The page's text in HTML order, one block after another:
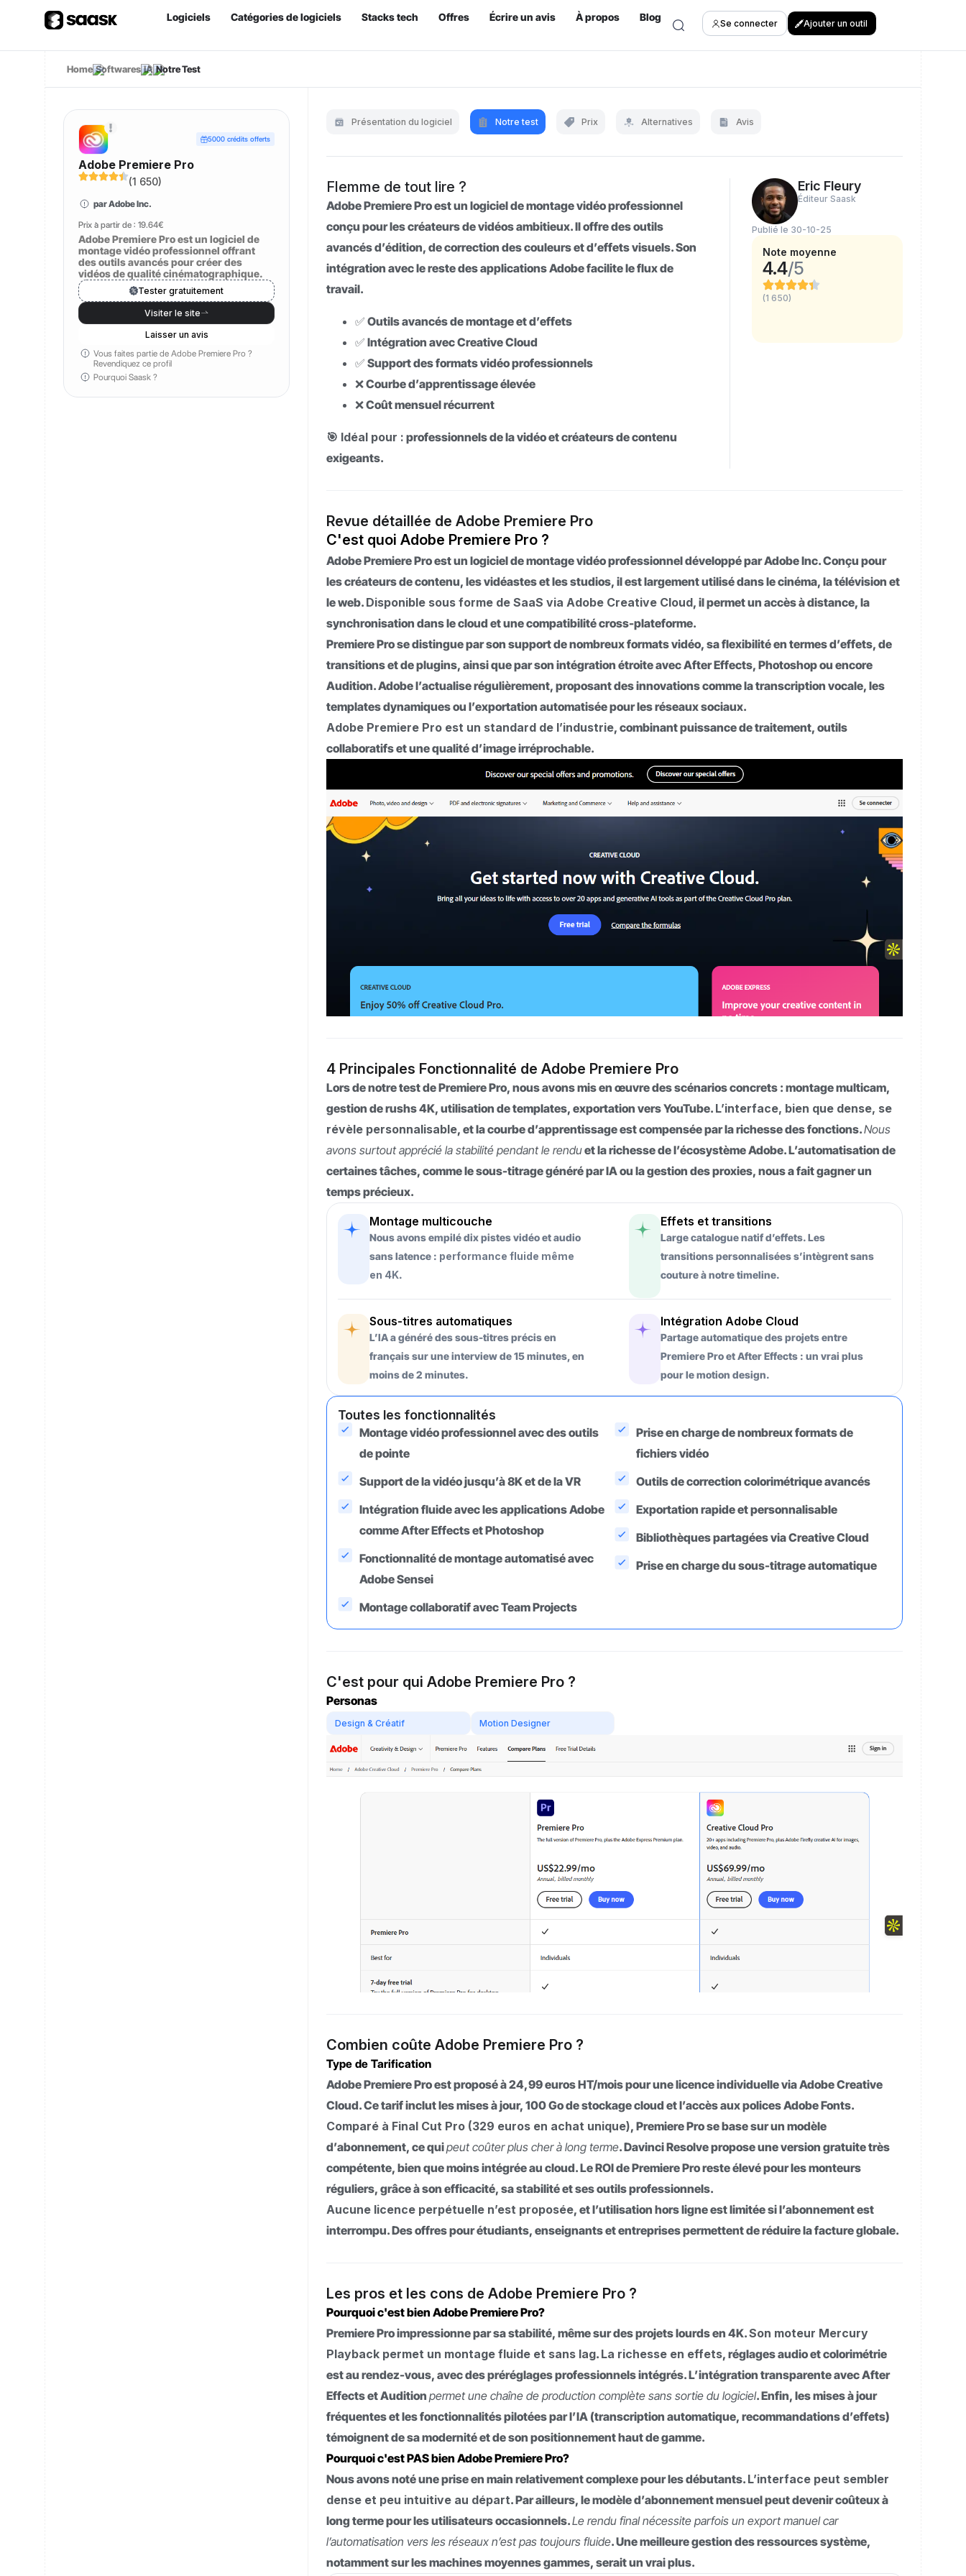
Logiciels Catégories de logiciels Stacks tech Offres Écrire un avis À propos Blog
Se connecter Ajouter un outil
Home Softwares IA Notre Test
5000 crédits offerts
Adobe Premiere Pro
(1 650)
par Adobe Inc.
Prix à partir de : 19.64€
Adobe Premiere Pro est un logiciel de
montage vidéo professionnel offrant
des outils avancés pour créer des
vidéos de qualité cinématographique.
Tester gratuitement
Visiter le site
Laisser un avis
Vous faites partie de Adobe Premiere Pro ?
Revendiquez ce profil
Pourquoi Saask ?
Présentation du logiciel Notre test Prix Alternatives Avis
Flemme de tout lire ?
Adobe Premiere Pro est un logiciel de montage vidéo professionnel
conçu pour les créateurs de vidéos ambitieux. Il offre des outils
avancés d’édition, de correction des couleurs et d’effets visuels. Son
intégration avec le reste des applications Adobe facilite le flux de
travail.
✅ Outils avancés de montage et d’effets
✅ Intégration avec Creative Cloud
✅ Support des formats vidéo professionnels
❌ Courbe d’apprentissage élevée
❌ Coût mensuel récurrent
🎯 Idéal pour : professionnels de la vidéo et créateurs de contenu
exigeants.
Eric Fleury
Éditeur Saask
Publié le 30-10-25
Note moyenne
4.4/5
(1 650)
Revue détaillée de Adobe Premiere Pro
C'est quoi Adobe Premiere Pro ?
Adobe Premiere Pro est un logiciel de montage vidéo professionnel développé par Adobe Inc. Conçu pour
les créateurs de contenu, les vidéastes et les studios, il est largement utilisé dans le cinéma, la télévision et
le web. Disponible sous forme de SaaS via Adobe Creative Cloud, il permet un accès à distance, la
synchronisation dans le cloud et une compatibilité cross-plateforme.
Premiere Pro se distingue par son support de nombreux formats vidéo, sa flexibilité en termes d’effets, de
transitions et de plugins, ainsi que par son intégration étroite avec After Effects, Photoshop ou encore
Audition. Adobe l’actualise régulièrement, proposant des innovations comme la transcription vocale, les
templates dynamiques ou l’exportation automatisée pour les réseaux sociaux.
Adobe Premiere Pro est un standard de l’industrie, combinant puissance de traitement, outils
collaboratifs et une qualité d’image irréprochable.
4 Principales Fonctionnalité de Adobe Premiere Pro
Lors de notre test de Premiere Pro, nous avons mis en œuvre des scénarios concrets : montage multicam,
gestion de rushs 4K, utilisation de templates, exportation vers YouTube. L’interface, bien que dense, se
révèle personnalisable, et la courbe d’apprentissage est compensée par la richesse des fonctions.Nous
avons surtout apprécié la stabilité pendant le renduet la richesse de l’écosystème Adobe. L’automatisation de
certaines tâches, comme le sous-titrage généré par IA ou la gestion des proxies, nous a fait gagner un
temps précieux.
Montage multicouche
Nous avons empilé dix pistes vidéo et audio
sans latence : performance fluide même
en 4K.
Effets et transitions
Large catalogue natif d’effets. Les
transitions personnalisées s’intègrent sans
couture à notre timeline.
Sous-titres automatiques
L’IA a généré des sous-titres précis en
français sur une interview de 15 minutes, en
moins de 2 minutes.
Intégration Adobe Cloud
Partage automatique des projets entre
Premiere Pro et After Effects : un vrai plus
pour le motion design.
Toutes les fonctionnalités
Montage vidéo professionnel avec des outils
de pointe
Support de la vidéo jusqu’à 8K et de la VR
Intégration fluide avec les applications Adobe
comme After Effects et Photoshop
Fonctionnalité de montage automatisé avec
Adobe Sensei
Montage collaboratif avec Team Projects
Prise en charge de nombreux formats de
fichiers vidéo
Outils de correction colorimétrique avancés
Exportation rapide et personnalisable
Bibliothèques partagées via Creative Cloud
Prise en charge du sous-titrage automatique
C'est pour qui Adobe Premiere Pro ?
Personas
Design & Créatif Motion Designer
Combien coûte Adobe Premiere Pro ?
Type de Tarification
Adobe Premiere Pro est proposé à 24,99 euros HT/mois pour une licence individuelle via Adobe Creative
Cloud. Ce tarif inclut les mises à jour, 100 Go de stockage cloud et l’accès aux polices Adobe Fonts.
Comparé à Final Cut Pro (329 euros en achat unique), Premiere Pro se base sur un modèle
d’abonnement, ce quipeut coûter plus cher à long terme. Davinci Resolve propose une version gratuite très
compétente, bien que moins intégrée au cloud. Le ROI de Premiere Pro reste élevé pour les monteurs
réguliers, grâce à son efficacité, sa stabilité et ses outils professionnels.
Aucune licence perpétuelle n’est proposée, et l’utilisation hors ligne est limitée si l’abonnement est
interrompu. Des offres pour étudiants, enseignants et entreprises permettent de réduire la facture globale.
Les pros et les cons de Adobe Premiere Pro ?
Pourquoi c'est bien Adobe Premiere Pro?
Premiere Pro impressionne par sa stabilité, même sur des projets lourds en 4K.Son moteur Mercury
Playback permet un montage fluide et sans lag. La richesse en effets, réglages audio et colorimétrie
est au rendez-vous, avec des préréglages professionnels intégrés. L’intégration transparente avec After
Effects et Auditionpermet une chaîne de production complète sans sortie du logiciel. Enfin, les mises à jour
fréquentes et les fonctionnalités pilotées par l’IA (transcription automatique, recommandations d’effets)
témoignent de sa modernité et de son positionnement haut de gamme.
Pourquoi c'est PAS bien Adobe Premiere Pro?
Nous avons noté une prise en main relativement complexe pour les débutants. L’interface peut sembler
dense et peu intuitive au départ. Par ailleurs, le modèle d’abonnement mensuel peut devenir coûteux à
long terme pour les utilisateurs occasionnels.Le rendu final nécessite parfois un export manuel car
l’automatisation vers les réseaux n’est pas toujours fluide. Une meilleure gestion des ressources système,
notamment sur les machines moyennes gammes, serait un vrai plus.